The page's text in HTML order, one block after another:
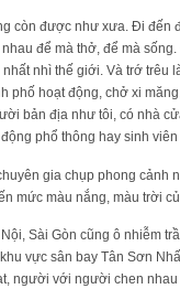
còn được như xưa. Đi đến
để mà thở, để mà
nhì thế giới. Và trớ trêu
phố hoạt động, chở xi
bản địa như tôi, có nhà
phổ thông hay sinh
gia chụp phong
mức màu nắng, màu trời
Sài Gòn cũng ô nhiễm
vực sân bay Tân Sơn
người với người chen